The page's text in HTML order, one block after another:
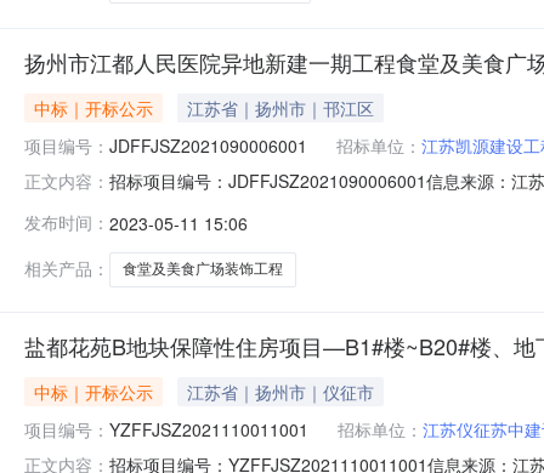
扬州市江都人民医院异地新建一期工程食堂及美食广
中标｜开标公示
江苏省｜扬州市｜邗江区
项目编号： JDFFJSZ2021090006001 招标单位： 江苏凯源建设
正文内容： 招标项目编号：JDFFJSZ2021090006001信息来源：江
额:0.00元,投标文件递交时间
发布时间： 2023-05-11 15:06
相关产品：
食堂及美食广场装饰工程
盐都花苑B地块保障性住房项目—B1#楼~B20#楼、
中标｜开标公示
江苏省｜扬州市｜仪征市
项目编号： YZFFJSZ2021110011001 招标单位： 江苏仪征苏中
正文内容： 招标项目编号：YZFFJSZ2021110011001信息来源：